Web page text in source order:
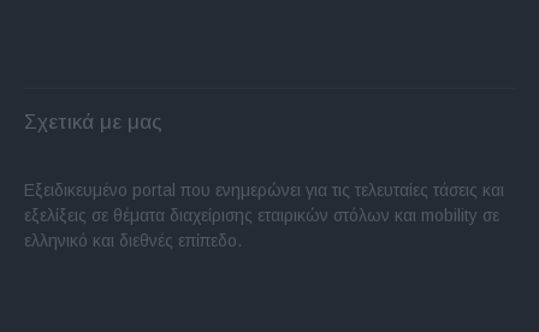
Σχετικά με μας
Εξειδικευμένο portal που ενημερώνει για τις τελευταίες τάσεις και
εξελίξεις σε θέματα διαχείρισης εταιρικών στόλων και mobility σε
ελληνικό και διεθνές επίπεδο.